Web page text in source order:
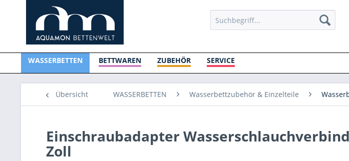
WASSERBETTEN BETTWAREN ZUBEHÖR SERVICE
Übersicht WASSERBETTEN Wasserbettzubehör & Einzelteile
Einschraubadapter
Zoll